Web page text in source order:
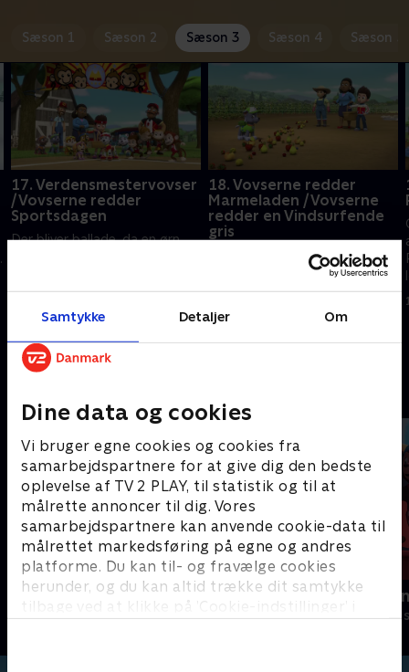
Samtykke Detaljer Om
Dine data og cookies
Vi bruger egne cookies og cookies fra
samarbejdspartnere for at give dig den bedste
oplevelse af TV 2 PLAY, til statistik og til at
målrette annoncer til dig. Vores
samarbejdspartnere kan anvende cookie-data til
målrettet markedsføring på egne og andres
platforme. Du kan til- og fravælge cookies
herunder, og du kan altid trække dit samtykke
tilbage ved at klikke på ’Cookie-indstillinger’ i
Sæson 1 Sæson 2 Sæson 3 Sæson 4 Sæson 5
17. Verdensmestervovser
/ Vovserne redder
Sportsdagen
Der bliver ballade, da en ørn
Verdensmestervovserne er klar
forvandler banen til skøjtering.
15. januar 2022 • 22 min
18. Vovserne redder
Marmeladen / Vovserne
redder en Vindsurfende
gris
marmeladefest, men al frugten
bliver snuppet af myrer. //
Cornelius til undsætning, da
han er kommet i problemer.
Gurli Gris
Børneserier • 4 sæsoner
Rasmus
Børneserier • 3